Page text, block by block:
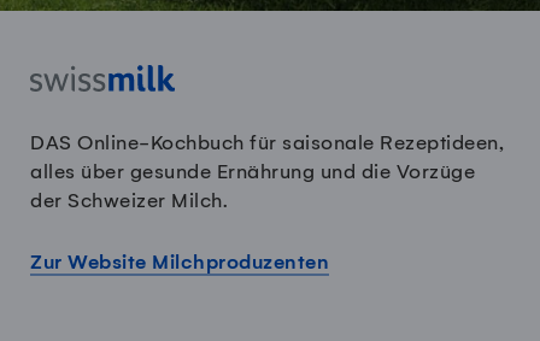
DAS Online-Kochbuch für saisonale Rezeptideen,
alles über gesunde Ernährung und die Vorzüge
der Schweizer Milch.
Zur Website Milchproduzenten